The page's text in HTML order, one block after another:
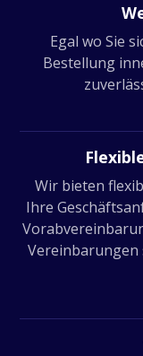
Egal wo Sie
Bestellung
Wir bieten
Ihre
Vereinbarungen